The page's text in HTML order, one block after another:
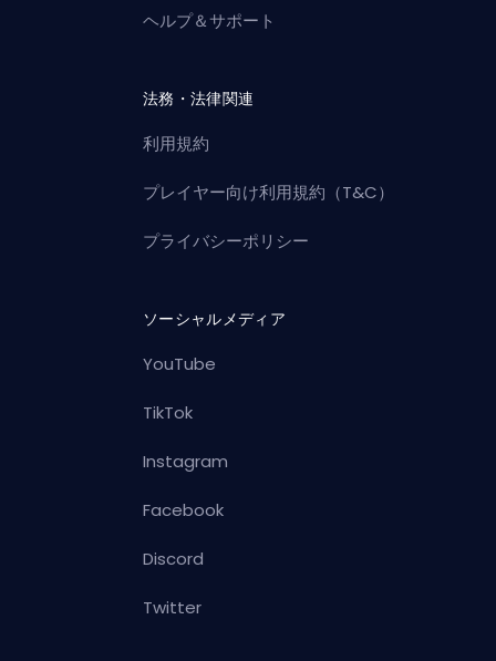
ヘルプ＆サポート
法務・法律関連
利用規約
プレイヤー向け利用規約（T&C）
プライバシーポリシー
ソーシャルメディア
YouTube
TikTok
Instagram
Facebook
Discord
Twitter